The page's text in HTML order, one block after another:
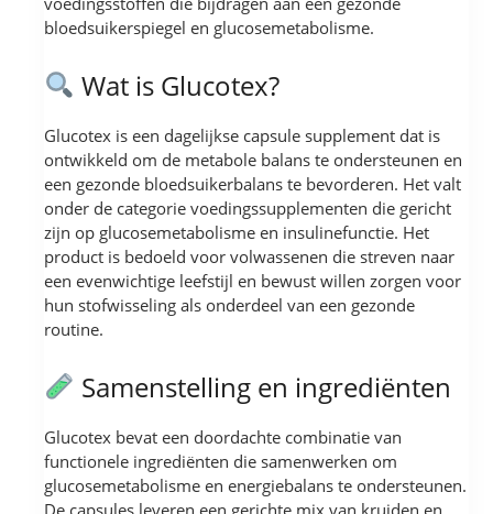
bloedsuikerspiegel en glucosemetabolisme.
Wat is Glucotex?
Glucotex is een dagelijkse capsule supplement dat is
ontwikkeld om de metabole balans te ondersteunen en
een gezonde bloedsuikerbalans te bevorderen. Het valt
onder de categorie voedingssupplementen die gericht
zijn op glucosemetabolisme en insulinefunctie. Het
product is bedoeld voor volwassenen die streven naar
een evenwichtige leefstijl en bewust willen zorgen voor
hun stofwisseling als onderdeel van een gezonde
routine.
Samenstelling en ingrediënten
Glucotex bevat een doordachte combinatie van
functionele ingrediënten die samenwerken om
glucosemetabolisme en energiebalans te ondersteunen.
De capsules leveren een gerichte mix van kruiden en